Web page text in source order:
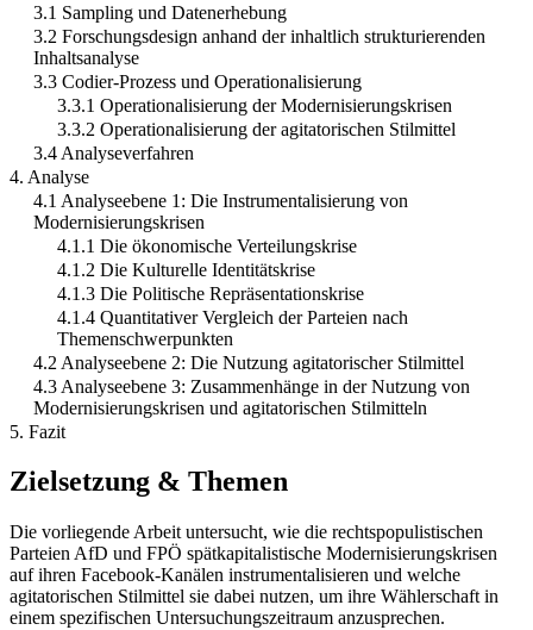
3.1 Sampling und Datenerhebung
3.2 Forschungsdesign anhand der inhaltlich strukturierenden
Inhaltsanalyse
3.3 Codier-Prozess und Operationalisierung
3.3.1 Operationalisierung der Modernisierungskrisen
3.3.2 Operationalisierung der agitatorischen Stilmittel
3.4 Analyseverfahren
4. Analyse
4.1 Analyseebene 1: Die Instrumentalisierung von
Modernisierungskrisen
4.1.1 Die ökonomische Verteilungskrise
4.1.2 Die Kulturelle Identitätskrise
4.1.3 Die Politische Repräsentationskrise
4.1.4 Quantitativer Vergleich der Parteien nach
Themenschwerpunkten
4.2 Analyseebene 2: Die Nutzung agitatorischer Stilmittel
4.3 Analyseebene 3: Zusammenhänge in der Nutzung von
Modernisierungskrisen und agitatorischen Stilmitteln
5. Fazit
Zielsetzung & Themen
Die vorliegende Arbeit untersucht, wie die rechtspopulistischen
Parteien AfD und FPÖ spätkapitalistische Modernisierungskrisen
auf ihren Facebook-Kanälen instrumentalisieren und welche
agitatorischen Stilmittel sie dabei nutzen, um ihre Wählerschaft in
einem spezifischen Untersuchungszeitraum anzusprechen.